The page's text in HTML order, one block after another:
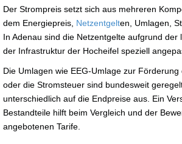
Der Strompreis setzt sich aus mehreren
dem Energiepreis, Netzentgelten, Umlagen,
In Adenau sind die Netzentgelte aufgrund der
der Infrastruktur der Hocheifel speziell
Die Umlagen wie EEG-Umlage zur
oder die Stromsteuer sind bundesweit
unterschiedlich auf die Endpreise aus. Ein
Bestandteile hilft beim Vergleich und der
angebotenen Tarife.